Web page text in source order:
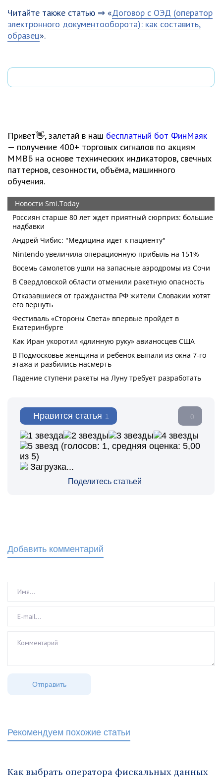
Читайте также статью ⇒ «Договор с ОЭД (оператор
электронного документооборота): как составить,
образец».
Привет👋, залетай в наш бесплатный бот ФинМаяк
— получение 400+ торговых сигналов по акциям
ММВБ на основе технических индикаторов, свечных
паттернов, сезонности, объёма, машинного
обучения.
Нравится статья 1 0
Поделитесь статьей
(голосов: 1, средняя оценка: 5,00
из 5)
Загрузка...
Добавить комментарий
Рекомендуем похожие статьи
Как выбрать оператора фискальных данных